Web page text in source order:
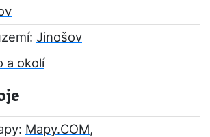
Jinošov
a okolí
Mapy.COM,